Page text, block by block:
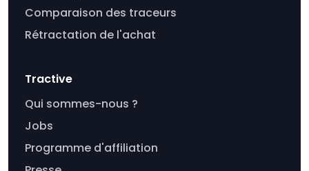
Comparaison des traceurs
Rétractation de l'achat
Tractive
Qui sommes-nous ?
Jobs
Programme d'affiliation